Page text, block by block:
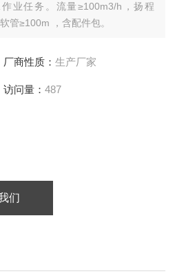
业任务。流量≥100m3/h，扬程
管≥100m ，含配件包。
厂商性质： 生产厂家
访问量： 487
们